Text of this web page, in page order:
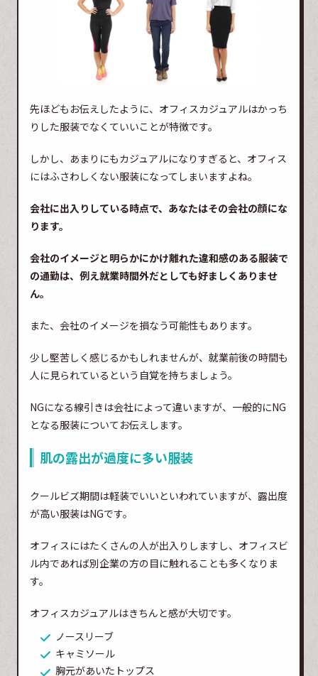
先ほどもお伝えしたように、オフィスカジュアルはかっち
りした服装でなくていいことが特徴です。
しかし、あまりにもカジュアルになりすぎると、オフィス
にはふさわしくない服装になってしまいますよね。
会社に出入りしている時点で、あなたはその会社の顔にな
ります。
会社のイメージと明らかにかけ離れた違和感のある服装で
の通勤は、例え就業時間外だとしても好ましくありませ
ん。
また、会社のイメージを損なう可能性もあります。
少し堅苦しく感じるかもしれませんが、就業前後の時間も
人に見られているという自覚を持ちましょう。
NGになる線引きは会社によって違いますが、一般的にNG
となる服装についてお伝えします。
肌の露出が過度に多い服装
クールビズ期間は軽装でいいといわれていますが、露出度
が高い服装はNGです。
オフィスにはたくさんの人が出入りしますし、オフィスビ
ル内であれば別企業の方の目に触れることも多くなりま
す。
オフィスカジュアルはきちんと感が大切です。
ノースリーブ
キャミソール
胸元があいたトップス